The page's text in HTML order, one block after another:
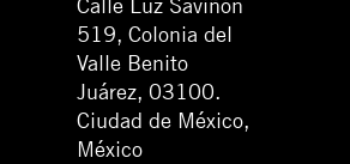
Calle Luz Saviñón
519, Colonia del
Valle Benito
Juárez, 03100.
Ciudad de México,
México